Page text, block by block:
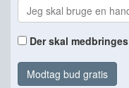
Der skal
Modtag bud gratis